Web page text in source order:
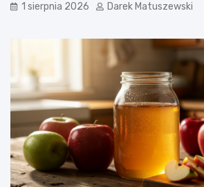
1 sierpnia 2026 Darek Matuszewski